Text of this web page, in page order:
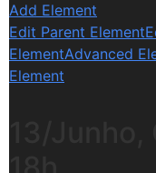
Add Element
Edit Parent Element
ElementAdvanced
Element